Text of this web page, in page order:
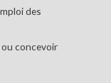
des
ou concevoir